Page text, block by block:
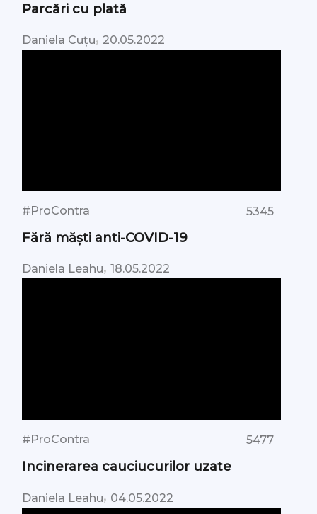
Parcări cu plată
Daniela Cuțu, 20.05.2022
#ProContra 5345
Fără măști anti-COVID-19
Daniela Leahu,18.05.2022
#ProContra 5477
Incinerarea cauciucurilor uzate
Daniela Leahu, 04.05.2022